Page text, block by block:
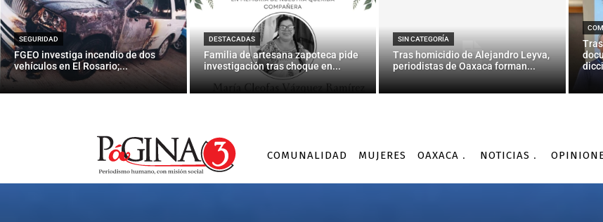
SEGURIDAD
FGEO investiga incendio de dos
vehículos en El Rosario;...
DESTACADAS
Familia de artesana zapoteca pide
investigación tras choque en...
SIN CATEGORÍA
Tras homicidio de Alejandro Leyva,
periodistas de Oaxaca forman...
COMUNALIDAD MUJERES OAXACA NOTICIAS